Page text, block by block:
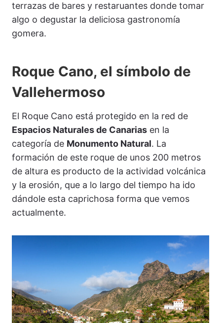
terrazas de bares y restaruantes donde tomar
algo o degustar la deliciosa gastronomía
gomera.
Roque Cano, el símbolo de
Vallehermoso
El Roque Cano está protegido en la red de
Espacios Naturales de Canarias en la
categoría de Monumento Natural. La
formación de este roque de unos 200 metros
de altura es producto de la actividad volcánica
y la erosión, que a lo largo del tiempo ha ido
dándole esta caprichosa forma que vemos
actualmente.